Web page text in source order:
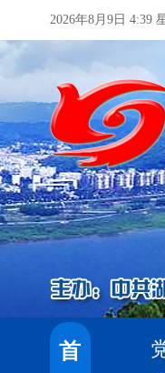
2026年8月9日 4:39
首